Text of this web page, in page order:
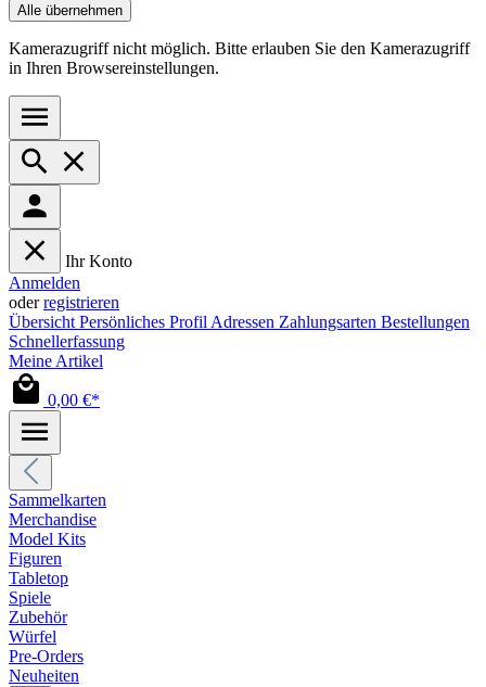
Alle übernehmen
Kamerazugriff nicht möglich. Bitte erlauben Sie den Kamerazugriff
in Ihren Browsereinstellungen.
Ihr Konto
Anmelden
oderregistrieren
Übersicht Persönliches Profil Adressen Zahlungsarten Bestellungen
Schnellerfassung
Meine Artikel
0,00 €*
Sammelkarten
Merchandise
Model Kits
Figuren
Tabletop
Spiele
Zubehör
Würfel
Pre-Orders
Neuheiten